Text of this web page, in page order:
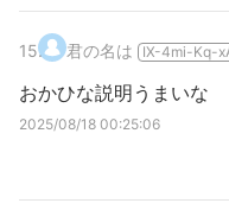
15. 君の名は IX-4mi-Kq-
おかひな説明うまいな
2025/08/18 00:25:06